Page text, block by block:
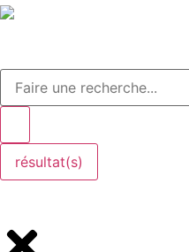
résultat(s)